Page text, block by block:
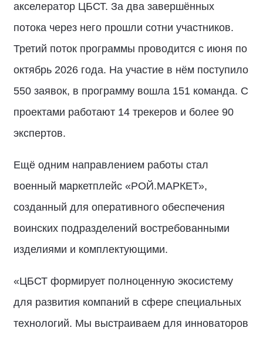
акселератор ЦБСТ. За два завершённых
потока через него прошли сотни участников.
Третий поток программы проводится с июня по
октябрь 2026 года. На участие в нём поступило
550 заявок, в программу вошла 151 команда. С
проектами работают 14 трекеров и более 90
экспертов.
Ещё одним направлением работы стал
военный маркетплейс «РОЙ.МАРКЕТ»,
созданный для оперативного обеспечения
воинских подразделений востребованными
изделиями и комплектующими.
«ЦБСТ формирует полноценную экосистему
для развития компаний в сфере специальных
технологий. Мы выстраиваем для инноваторов